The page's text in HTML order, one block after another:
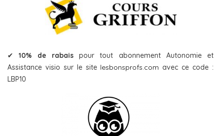
✔10% de rabaispour tout abonnement Autonomie et
Assistance visio sur le site lesbonsprofs.com avec ce code :
LBP10